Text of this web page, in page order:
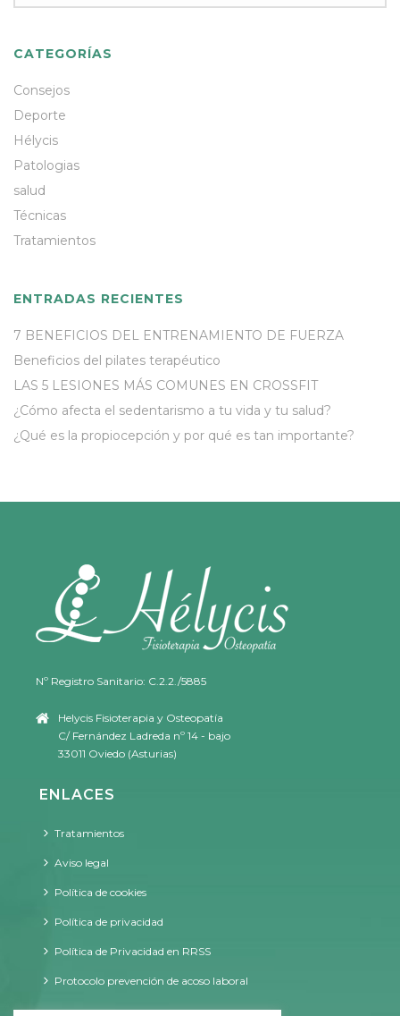
CATEGORÍAS
Consejos
Deporte
Hélycis
Patologias
salud
Técnicas
Tratamientos
ENTRADAS RECIENTES
7 BENEFICIOS DEL ENTRENAMIENTO DE FUERZA
Beneficios del pilates terapéutico
LAS 5 LESIONES MÁS COMUNES EN CROSSFIT
¿Cómo afecta el sedentarismo a tu vida y tu salud?
¿Qué es la propiocepción y por qué es tan importante?
Nº Registro Sanitario: C.2.2./5885
Helycis Fisioterapia y Osteopatía
C/ Fernández Ladreda nº 14 - bajo
33011 Oviedo (Asturias)
ENLACES
Tratamientos
Aviso legal
Política de cookies
Política de privacidad
Política de Privacidad en RRSS
Protocolo prevención de acoso laboral